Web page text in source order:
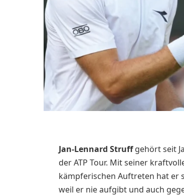
Jan-Lennard Struffgehört seit
der ATP Tour. Mit seiner
kämpferischen Auftreten hat er
weil er nie aufgibt und auch